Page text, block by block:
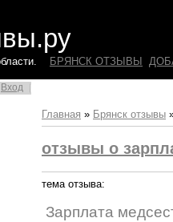
БРЯНСК ОТЗЫВЫ
Вход
Главная » Брянск отзывы
отзывы о
тема отзыва:
Зарплата